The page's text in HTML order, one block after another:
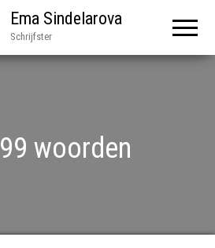
Ema Sindelarova
Schrijfster
99 woorden